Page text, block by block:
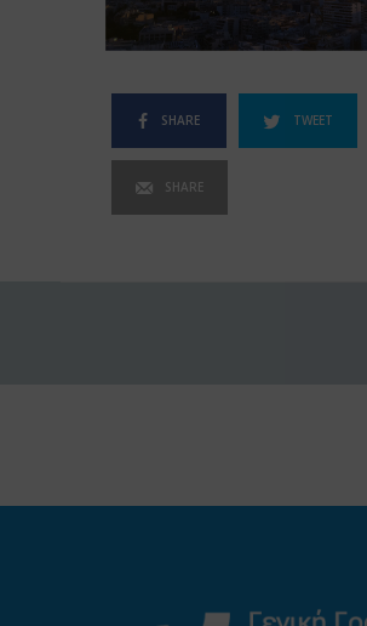
SHARE TWEET
SHARE